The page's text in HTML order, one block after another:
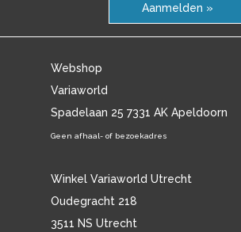
Aanmelden »
Webshop
Variaworld
Spadelaan 25 7331 AK Apeldoorn
Geen afhaal- of bezoekadres
Winkel Variaworld Utrecht
Oudegracht 218
3511 NS Utrecht